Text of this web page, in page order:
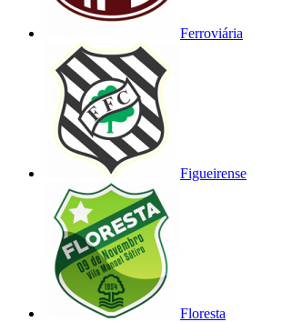
Ferroviária
Figueirense
Floresta